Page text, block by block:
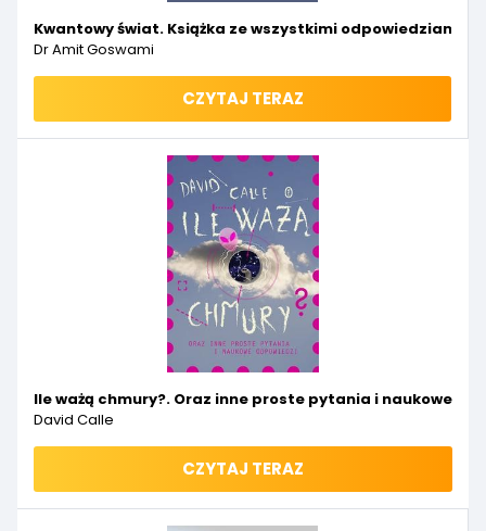
Kwantowy świat. Książka ze wszystkimi odpowiedziami
Dr Amit Goswami
CZYTAJ TERAZ
Ile ważą chmury?. Oraz inne proste pytania i naukowe
David Calle
CZYTAJ TERAZ